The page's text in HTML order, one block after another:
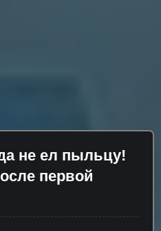
не ел пыльцу!
первой